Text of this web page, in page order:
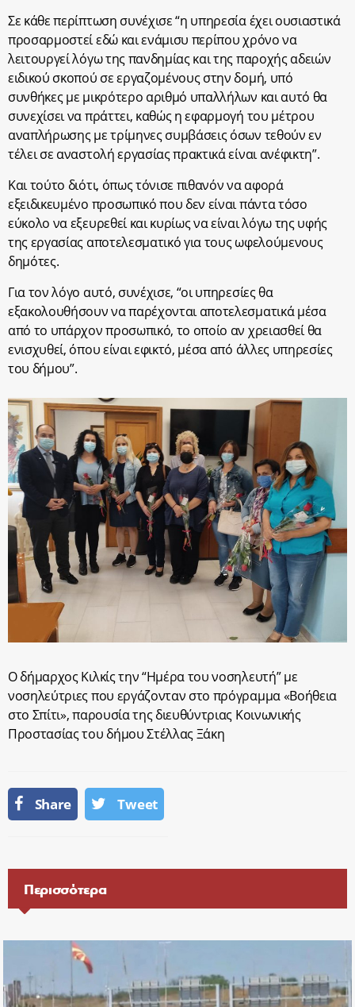
Σε κάθε περίπτωση συνέχισε “η υπηρεσία έχει ουσιαστικά
προσαρμοστεί εδώ και ενάμισυ περίπου χρόνο να
λειτουργεί λόγω της πανδημίας και της παροχής αδειών
ειδικού σκοπού σε εργαζομένους στην δομή, υπό
συνθήκες με μικρότερο αριθμό υπαλλήλων και αυτό θα
συνεχίσει να πράττει, καθώς η εφαρμογή του μέτρου
αναπλήρωσης με τρίμηνες συμβάσεις όσων τεθούν εν
τέλει σε αναστολή εργασίας πρακτικά είναι ανέφικτη”.
Και τούτο διότι, όπως τόνισε πιθανόν να αφορά
εξειδικευμένο προσωπικό που δεν είναι πάντα τόσο
εύκολο να εξευρεθεί και κυρίως να είναι λόγω της υφής
της εργασίας αποτελεσματικό για τους ωφελούμενους
δημότες.
Για τον λόγο αυτό, συνέχισε, “οι υπηρεσίες θα
εξακολουθήσουν να παρέχονται αποτελεσματικά μέσα
από το υπάρχον προσωπικό, το οποίο αν χρειασθεί θα
ενισχυθεί, όπου είναι εφικτό, μέσα από άλλες υπηρεσίες
του δήμου”.
Ο δήμαρχος Κιλκίς την “Ημέρα του νοσηλευτή” με
νοσηλεύτριες που εργάζονταν στο πρόγραμμα «Βοήθεια
στο Σπίτι», παρουσία της διευθύντριας Κοινωνικής
Προστασίας του δήμου Στέλλας Ξάκη
Share Tweet
Περισσότερα